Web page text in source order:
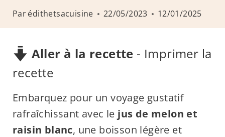
Parédithetsacuisine 22/05/2023 12/01/2025
Aller à la recette - Imprimer la
recette
Embarquez pour un voyage gustatif
rafraîchissant avec le jus de melon et
raisin blanc, une boisson légère et